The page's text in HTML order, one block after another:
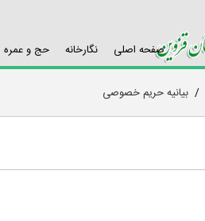
صفحه اصلی
نگارخانه حج و عمره
/ بیانیه حریم خصوصی